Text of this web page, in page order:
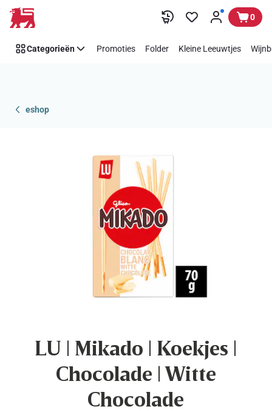
Overslaan 0
Categorieën Promoties Folder Kleine Leeuwtjes
eshop
LU | Mikado | Koekjes |
Chocolade | Witte
Chocolade